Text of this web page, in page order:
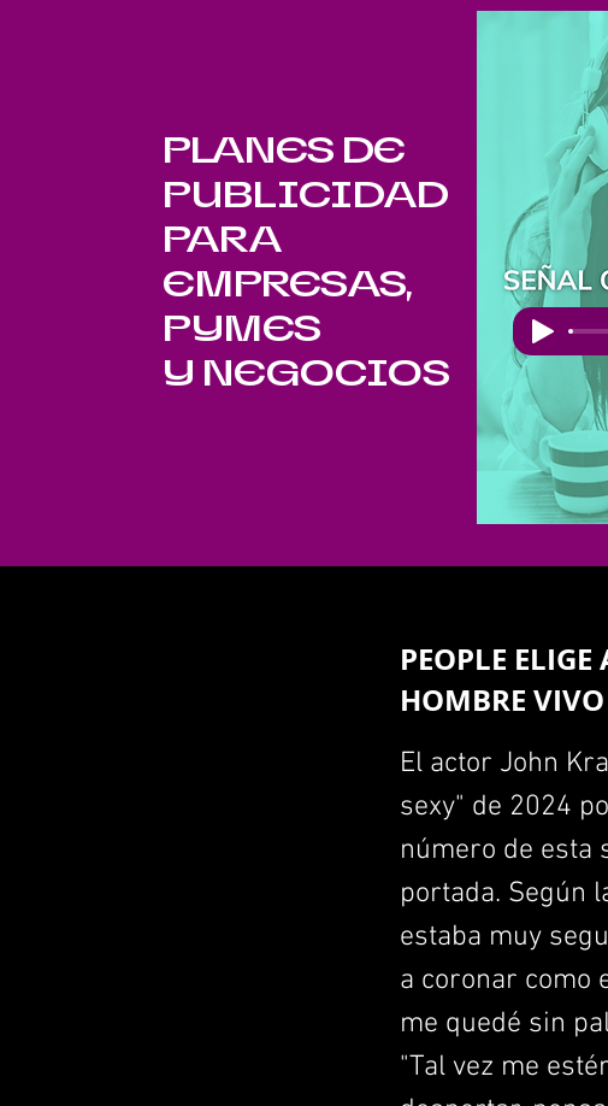
PLANES DE
PUBLICIDAD
PARA
EMPRESAS,
PYMES
Y NEGOCIOS
PEOPLE
HOMBRE
El actor John
sexy" de 2024
número de esta
portada. Según
estaba muy
a coronar como
me quedé sin
"Tal vez me